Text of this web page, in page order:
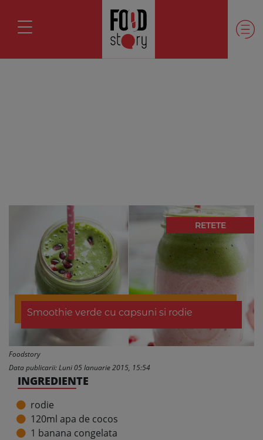
RETETE
Smoothie verde cu capsuni si rodie
Foodstory
Data publicarii: Luni 05 Ianuarie 2015, 15:54
INGREDIENTE
rodie
120ml apa de cocos
1 banana congelata